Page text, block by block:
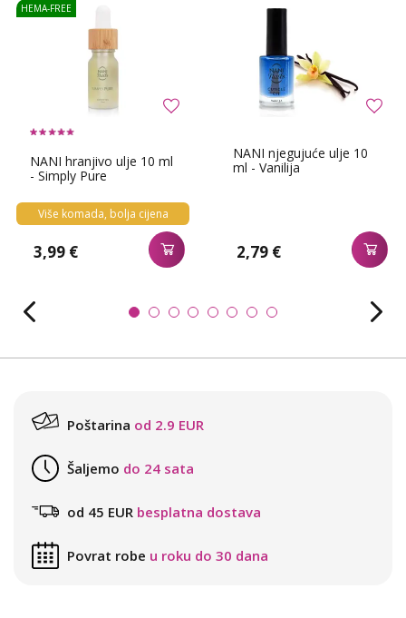
NANI hranjivo ulje 10 ml
- Simply Pure
Više komada, bolja cijena
3,99 €
HEMA-FREE
NANI njegujuće ulje 10
ml - Vanilija
2,79 €
Poštarina od 2.9 EUR
Šaljemo do 24 sata
od 45 EUR besplatna dostava
Povrat robe u roku do 30 dana